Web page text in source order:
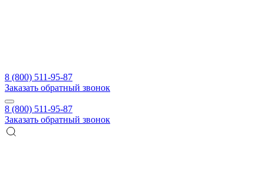
8 (800) 511-95-87
Заказать обратный звонок
8 (800) 511-95-87
Заказать обратный звонок